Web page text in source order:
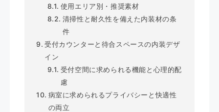
使用エリア別・推奨素材
清掃性と耐久性を備えた内装材の条
件
受付カウンターと待合スペースの内装デザ
イン
受付空間に求められる機能と心理的配
慮
病室に求められるプライバシーと快適性
の両立